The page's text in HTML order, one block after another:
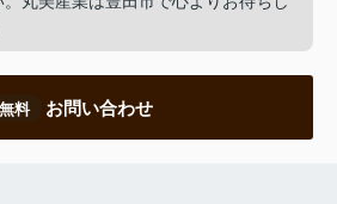
無料 お問い合わせ